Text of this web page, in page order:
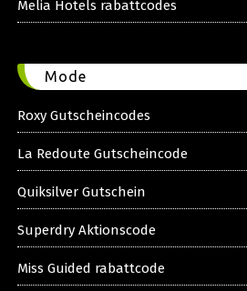
Melia Hotels rabattcodes
Mode
Roxy Gutscheincodes
La Redoute Gutscheincode
Quiksilver Gutschein
Superdry Aktionscode
Miss Guided rabattcode